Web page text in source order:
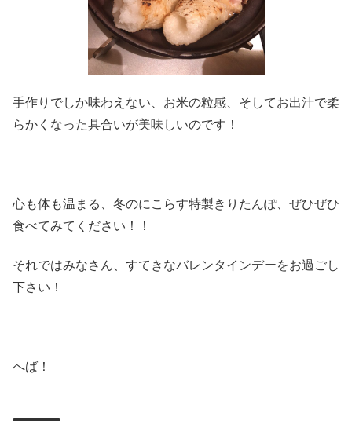
手作りでしか味わえない、お米の粒感、そしてお出汁で柔
らかくなった具合いが美味しいのです！
心も体も温まる、冬のにこらす特製きりたんぽ、ぜひぜひ
食べてみてください！！
それではみなさん、すてきなバレンタインデーをお過ごし
下さい！
へば！